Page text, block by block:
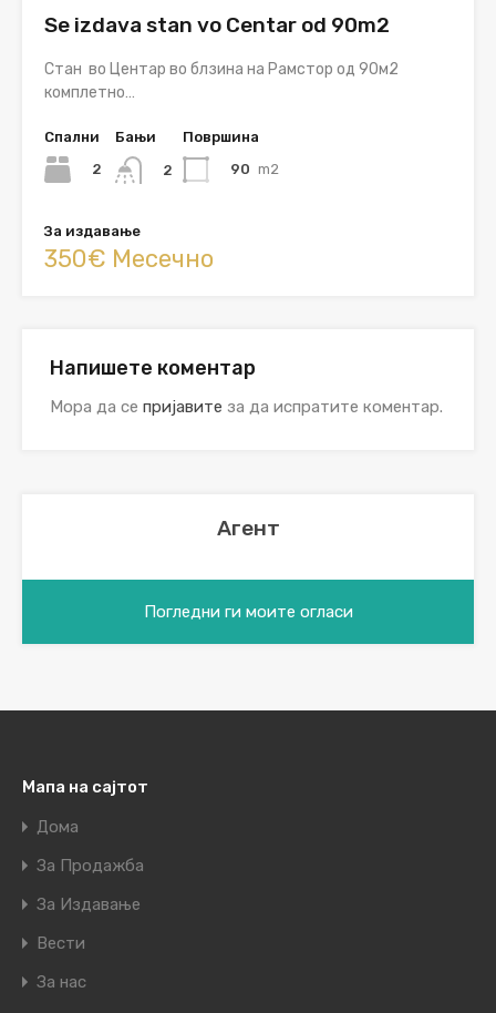
Se izdava stan vo Centar od 90m2
Стан во Центар во блзина на Рамстор од 90м2
комплетно…
Спални
2
Бањи
2
Површина
90 m2
За издавање
350€ Месечно
Напишете коментар
Мора да се пријавите за да испратите коментар.
Агент
Погледни ги моите огласи
Мапа на сајтот
Дома
За Продажба
За Издавање
Вести
За нас